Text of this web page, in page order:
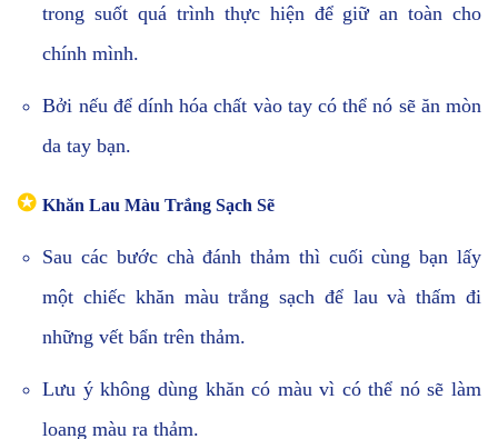
trong suốt quá trình thực hiện để giữ an toàn cho
chính mình.
Bởi nếu để dính hóa chất vào tay có thể nó sẽ ăn mòn
da tay bạn.
✪ Khăn Lau Màu Trắng Sạch Sẽ
Sau các bước chà đánh thảm thì cuối cùng bạn lấy
một chiếc khăn màu trắng sạch để lau và thấm đi
những vết bẩn trên thảm.
Lưu ý không dùng khăn có màu vì có thể nó sẽ làm
loang màu ra thảm.